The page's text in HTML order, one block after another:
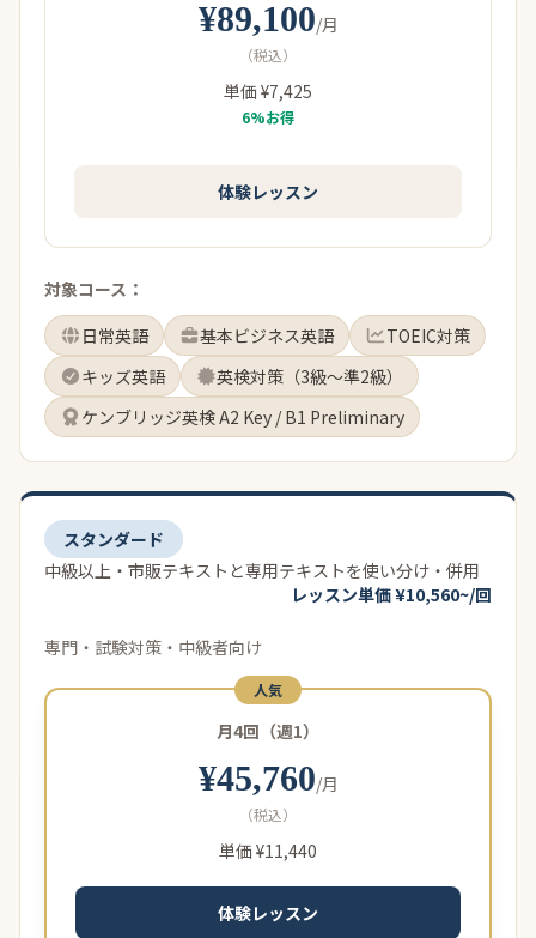
¥89,100/月
（税込）
単価 ¥7,425
6%お得
体験レッスン
対象コース：
日常英語
基本ビジネス英語
TOEIC対策
キッズ英語
英検対策（3級〜準2級）
ケンブリッジ英検 A2 Key / B1 Preliminary
スタンダード
中級以上・市販テキストと専用テキストを使い分け・併用
レッスン単価 ¥10,560~/回
専門・試験対策・中級者向け
人気
月4回（週1）
¥45,760/月
（税込）
単価 ¥11,440
体験レッスン